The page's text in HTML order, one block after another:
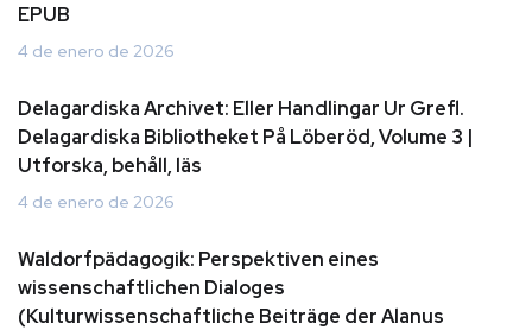
EPUB
4 de enero de 2026
Delagardiska Archivet: Eller Handlingar Ur Grefl.
Delagardiska Bibliotheket På Löberöd, Volume 3 |
Utforska, behåll, läs
4 de enero de 2026
Waldorfpädagogik: Perspektiven eines
wissenschaftlichen Dialoges
(Kulturwissenschaftliche Beiträge der Alanus